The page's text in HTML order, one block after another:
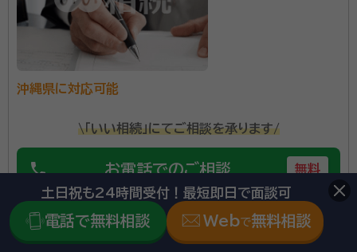
資格等： 行政書士・特定行政書士
沖縄県行政書士会、宜野湾市商工会議所
沖縄県に対応可能
\「いい相続」にてご相談を承ります/
phone お電話でのご相談 無料
mail Web相談も受付中 無料
土日祝も24時間受付！最短即日で面談可
電話で無料相談 Webで無料相談